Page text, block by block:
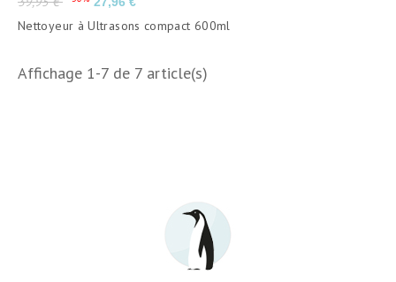
de
base
Nettoyeur à Ultrasons compact 600ml
Affichage 1-7 de 7 article(s)